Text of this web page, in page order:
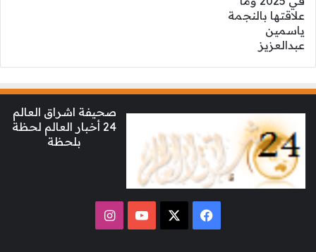
صحيفة اشراق العالم
24 أخبار العالم لحظة
بلحظة
فيسبوك ‫YouTubeانستقرام